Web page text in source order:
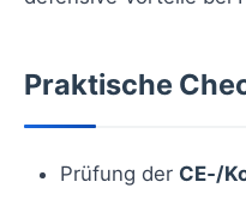
Praktische
Prüfung der CE‑/